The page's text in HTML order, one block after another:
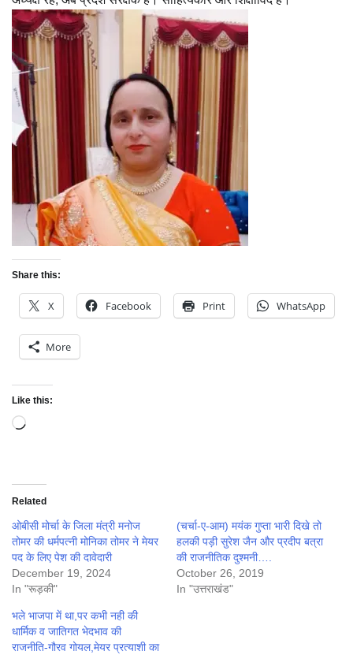
Share this:
X Facebook Print WhatsApp
More
Like this:
Loading…
Related
ओबीसी मोर्चा के जिला मंत्री मनोज
तोमर की धर्मपत्नी मोनिका तोमर ने मेयर
पद के लिए पेश की दावेदारी
December 19, 2024
In "रूड़की"
(चर्चा-ए-आम) मयंक गुप्ता भारी दिखे तो
हलकी पड़ी सुरेश जैन और प्रदीप बत्रा
की राजनीतिक दुश्मनी….
October 26, 2019
In "उत्तराखंड"
भले भाजपा में था,पर कभी नही की
धार्मिक व जातिगत भेदभाव की
राजनीति-गौरव गोयल,मेयर प्रत्याशी का